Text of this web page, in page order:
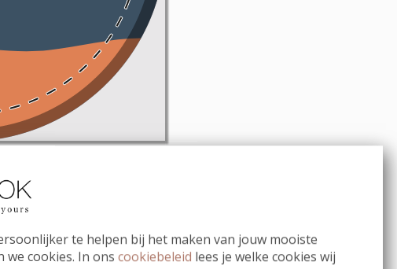
te helpen bij het maken van jouw mooiste
cookies. In ons cookiebeleid lees je welke cookies wij